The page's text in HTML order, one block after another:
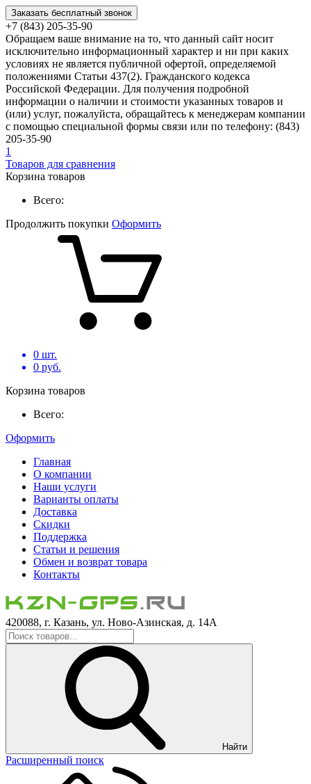
Заказать бесплатный звонок
+7 (843) 205-35-90
Обращаем ваше внимание на то, что данный сайт носит
исключительно информационный характер и ни при каких
условиях не является публичной офертой, определяемой
положениями Статьи 437(2). Гражданского кодекса
Российской Федерации. Для получения подробной
информации о наличии и стоимости указанных товаров и
(или) услуг, пожалуйста, обращайтесь к менеджерам компании
с помощью специальной формы связи или по телефону: (843)
205-35-90
1
Товаров для сравнения
Корзина товаров
Всего:
Продолжить покупки Оформить
0 шт.
0 руб.
Корзина товаров
Всего:
Оформить
Главная
О компании
Наши услуги
Варианты оплаты
Доставка
Скидки
Поддержка
Статьи и решения
Обмен и возврат товара
Контакты
420088, г. Казань, ул. Ново-Азинская, д. 14А
Найти
Расширенный поиск